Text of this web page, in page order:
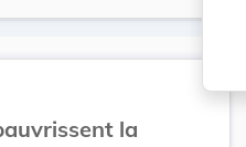
la